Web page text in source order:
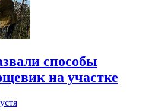
способы
на участке